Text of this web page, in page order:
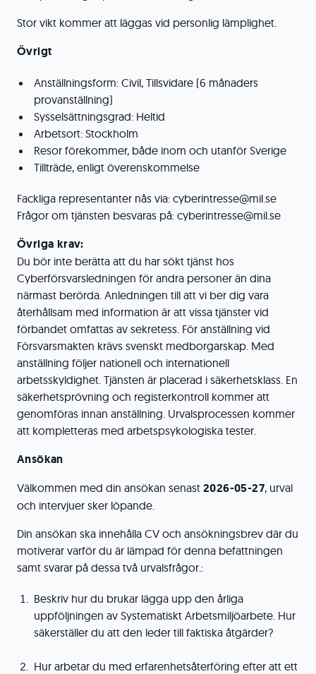
Stor vikt kommer att läggas vid personlig lämplighet.
Övrigt
Anställningsform: Civil, Tillsvidare (6 månaders
provanställning)
Sysselsättningsgrad: Heltid
Arbetsort: Stockholm
Resor förekommer, både inom och utanför Sverige
Tillträde, enligt överenskommelse
Fackliga representanter nås via: cyberintresse@mil.se
Frågor om tjänsten besvaras på: cyberintresse@mil.se
Övriga krav:
Du bör inte berätta att du har sökt tjänst hos
Cyberförsvarsledningen för andra personer än dina
närmast berörda. Anledningen till att vi ber dig vara
återhållsam med information är att vissa tjänster vid
förbandet omfattas av sekretess. För anställning vid
Försvarsmakten krävs svenskt medborgarskap. Med
anställning följer nationell och internationell
arbetsskyldighet. Tjänsten är placerad i säkerhetsklass. En
säkerhetsprövning och registerkontroll kommer att
genomföras innan anställning. Urvalsprocessen kommer
att kompletteras med arbetspsykologiska tester.
Ansökan
Välkommen med din ansökan senast 2026-05-27, urval
och intervjuer sker löpande.
Din ansökan ska innehålla CV och ansökningsbrev där du
motiverar varför du är lämpad för denna befattningen
samt svarar på dessa två urvalsfrågor.:
Beskriv hur du brukar lägga upp den årliga
uppföljningen av Systematiskt Arbetsmiljöarbete. Hur
säkerställer du att den leder till faktiska åtgärder?
Hur arbetar du med erfarenhetsåterföring efter att ett